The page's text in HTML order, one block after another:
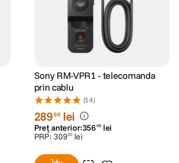
Sony RM-VPR1 - telecomanda
prin cablu
(14)
28990 lei
Preț anterior:35600 lei
PRP: 30900 lei